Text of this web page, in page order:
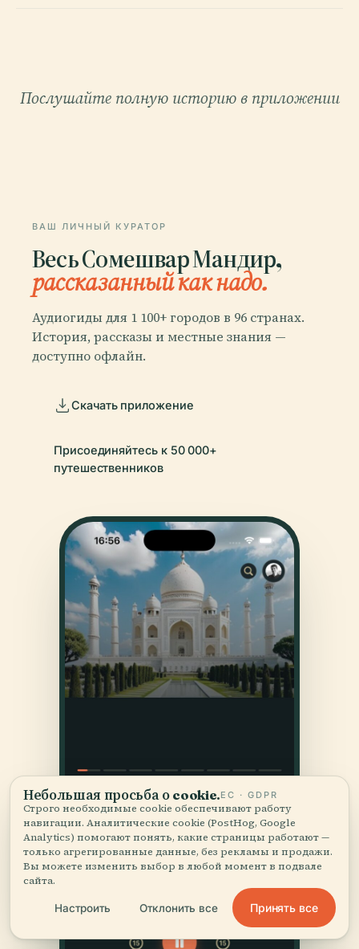
Послушайте полную историю в приложении
ВАШ ЛИЧНЫЙ КУРАТОР
Весь Сомешвар Мандир,
рассказанный как надо.
Аудиогиды для 1 100+ городов в 96 странах.
История, рассказы и местные знания —
доступно офлайн.
Скачать приложение
Присоединяйтесь к 50 000+
путешественников
Небольшая просьба о cookie.ЕС · GDPR
Строго необходимые cookie обеспечивают работу
навигации. Аналитические cookie (PostHog, Google
Analytics) помогают понять, какие страницы работают —
только агрегированные данные, без рекламы и продажи.
Вы можете изменить выбор в любой момент в подвале
сайта.
Настроить Отклонить все Принять все